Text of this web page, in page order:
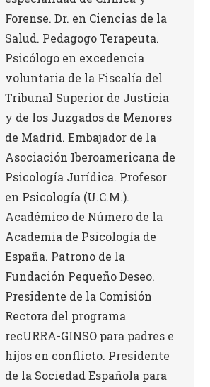
Forense. Dr. en Ciencias de la
Salud. Pedagogo Terapeuta.
Psicólogo en excedencia
voluntaria de la Fiscalía del
Tribunal Superior de Justicia
y de los Juzgados de Menores
de Madrid. Embajador de la
Asociación Iberoamericana de
Psicología Jurídica. Profesor
en Psicología (U.C.M.).
Académico de Número de la
Academia de Psicología de
España. Patrono de la
Fundación Pequeño Deseo.
Presidente de la Comisión
Rectora del programa
recURRA-GINSO para padres e
hijos en conflicto. Presidente
de la Sociedad Española para